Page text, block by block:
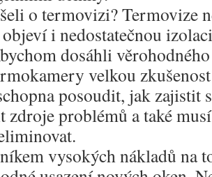
o termovizi? Termovize
i nedostatečnou
dosáhli
velkou
posoudit, jak zajistit
zdroje problémů a také
vysokých nákladů na